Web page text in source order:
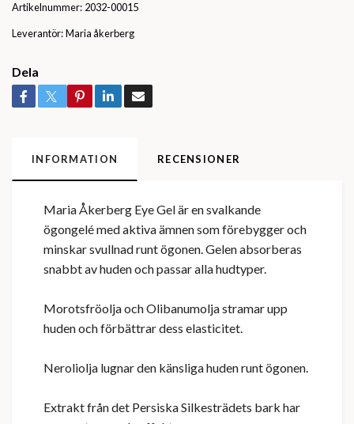
Artikelnummer: 2032-00015
Leverantör:Maria åkerberg
Dela
INFORMATION RECENSIONER
Maria Åkerberg Eye Gel är en svalkande
ögongelé med aktiva ämnen som förebygger och
minskar svullnad runt ögonen. Gelen absorberas
snabbt av huden och passar alla hudtyper.
Morotsfröolja och Olibanumolja stramar upp
huden och förbättrar dess elasticitet.
Neroliolja lugnar den känsliga huden runt ögonen.
Extrakt från det Persiska Silkesträdets bark har